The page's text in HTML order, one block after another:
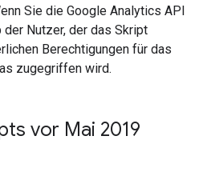
Sie die Google Analytics API
Nutzer, der das Skript
Berechtigungen für das
zugegriffen wird.
vor Mai 2019